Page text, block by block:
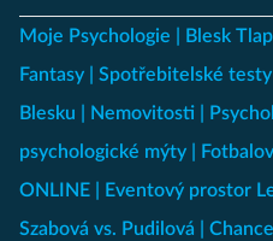
Moje Psychologie Blesk
Fantasy
Spotřebitelské testy
Blesku
Nemovitosti
psychologické mýty
ONLINE
Eventový prostor
Szabová vs. Pudilová